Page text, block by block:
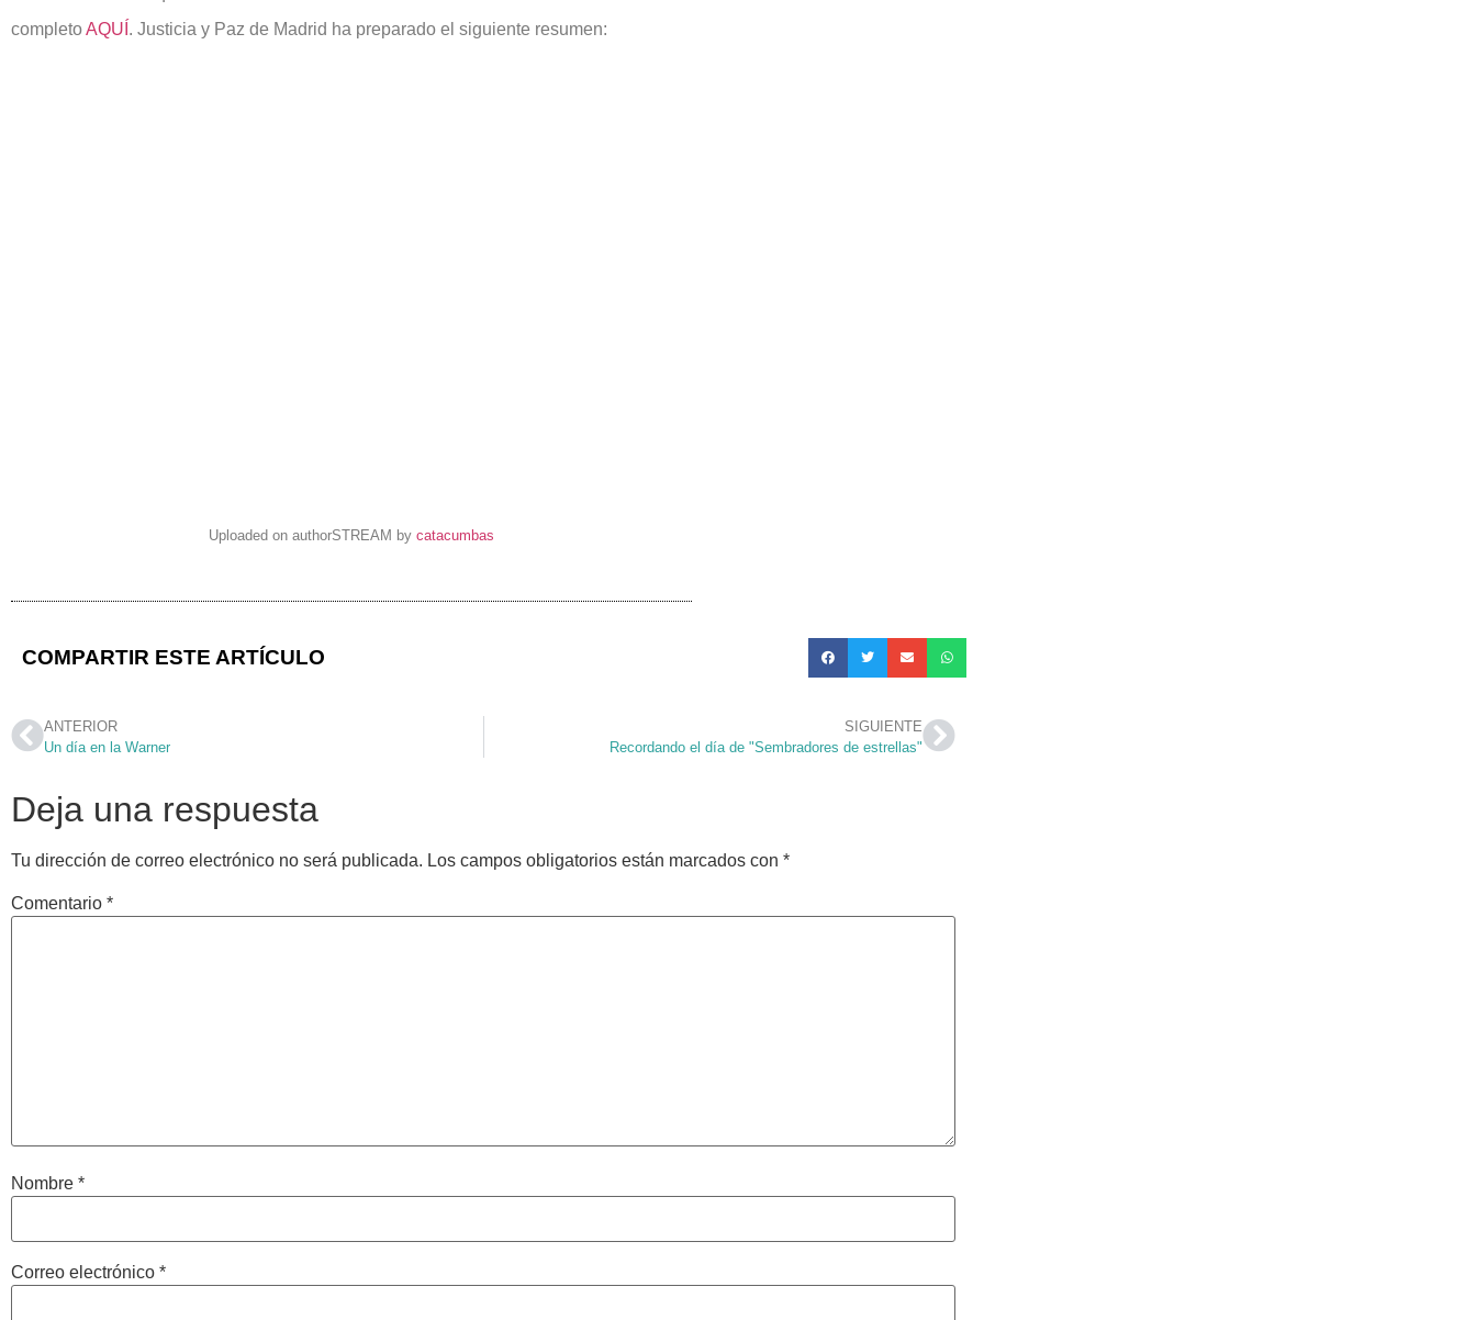
completoAQUÍ . Justicia y Paz de Madrid ha preparado el siguiente resumen:
Uploaded on authorSTREAM by catacumbas
COMPARTIR ESTE ARTÍCULO
ANTERIOR
Un día en la Warner
SIGUIENTE
Recordando el día de "Sembradores de estrellas"
Deja una respuesta
Tu dirección de correo electrónico no será publicada. Los campos obligatorios están marcados con *
Comentario *
Nombre *
Correo electrónico *